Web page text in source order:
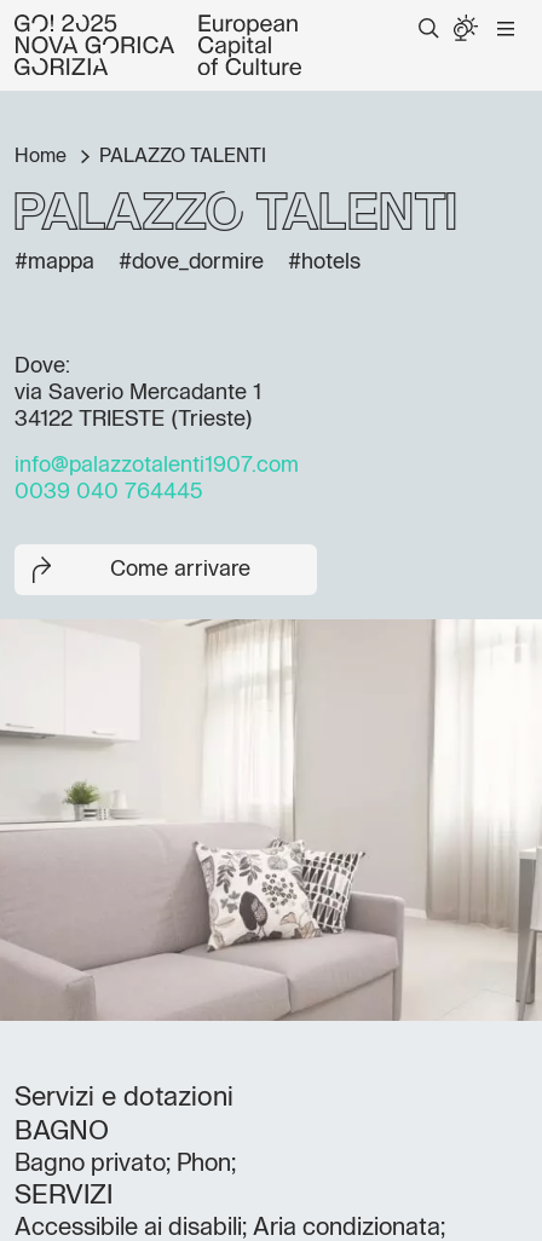
Home PALAZZO TALENTI
PALAZZO TALENTI
#mappa #dove_dormire #hotels
Dove:
via Saverio Mercadante 1
34122 TRIESTE (Trieste)
info@palazzotalenti1907.com
0039 040 764445
Come arrivare
Servizi e dotazioni
BAGNO
Bagno privato; Phon;
SERVIZI
Accessibile ai disabili; Aria condizionata;